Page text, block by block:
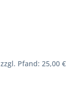
zzgl. Pfand: 25,00 €